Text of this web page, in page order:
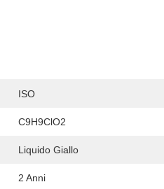
ISO
C9H9ClO2
Liquido Giallo
2 Anni